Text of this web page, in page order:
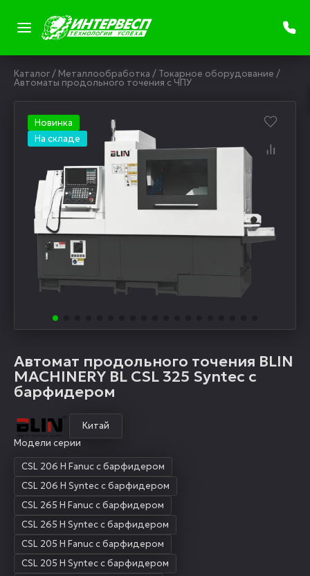
Каталог/ Металлообработка / Токарное оборудование /
Автоматы продольного точения с ЧПУ
Новинка
На складе
Автомат продольного точения BLIN
MACHINERY BL CSL 325 Syntec с
барфидером
Китай
Модели серии
CSL 206 H Fanuc с барфидером
CSL 206 H Syntec с барфидером
CSL 265 H Fanuc с барфидером
CSL 265 H Syntec с барфидером
CSL 205 H Fanuc с барфидером
CSL 205 H Syntec с барфидером